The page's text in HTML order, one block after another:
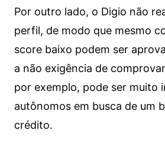
Por outro lado, o Digio não
perfil, de modo que mesmo
score baixo podem ser
a não exigência de
por exemplo, pode ser muito
autônomos em busca de um
crédito.